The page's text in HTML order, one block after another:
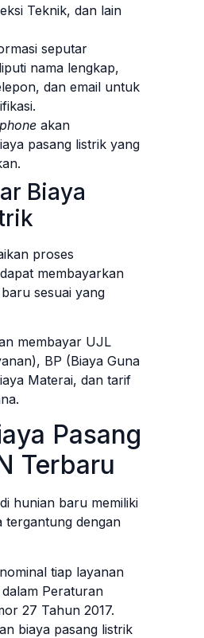
Teknik, dan lain
seputar
nama lengkap,
dan email untuk
akan
pasang listrik yang
Biaya
proses
membayarkan
sesuai yang
membayar UJL
BP (Biaya Guna
Materai, dan tarif
Pasang
Terbaru
hunian baru memiliki
tergantung dengan
tiap layanan
Peraturan
27 Tahun 2017.
biaya pasang listrik